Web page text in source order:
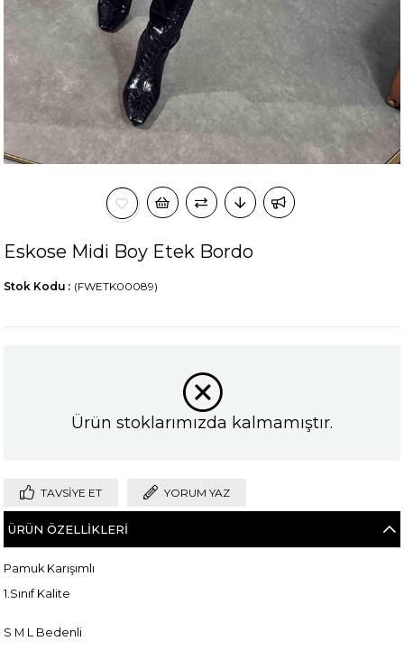
Eskose Midi Boy Etek Bordo
(FWETK00089)
Stok Kodu
Ürün stoklarımızda kalmamıştır.
TAVSIYE ET YORUM YAZ
ÜRÜN ÖZELLIKLERI
Pamuk Karışımlı
1.Sınıf Kalite
S M L Bedenli